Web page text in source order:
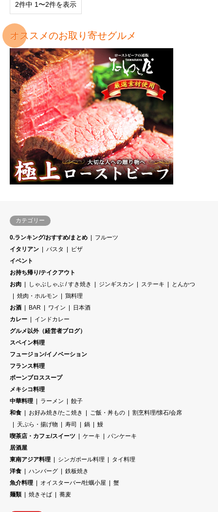
2件中 1〜2件を表示
オススメのお取り寄せグルメ
カテゴリー
0.ランキング/おすすめ/まとめ
フルーツ
イタリアン
パスタ
ピザ
イベント
お持ち帰り/テイクアウト
お肉
しゃぶしゃぶ / すき焼き ジンギスカン ステーキ
とんかつ
焼肉・ホルモン
鶏料理
お酒
BAR ワイン
日本酒
カレー
インドカレー
グルメ以外（経営者ブログ）
スペイン料理
フュージョン/イノベーション
フランス料理
ボーンブロススープ
メキシコ料理
中華料理
ラーメン
餃子
和食
お好み焼き/たこ焼き ご飯・丼もの
割烹料理/懐石/会席
天ぷら・揚げ物
寿司 鍋
鰻
喫茶店・カフェ/スイーツ
ケーキ
パンケーキ
居酒屋
東南アジア料理
シンガポール料理
タイ料理
洋食
ハンバーグ
鉄板焼き
魚介料理
オイスターバー/牡蠣小屋
蟹
麺類
焼きそば 蕎麦